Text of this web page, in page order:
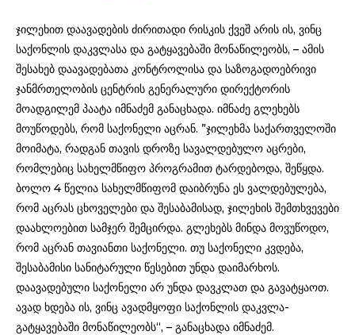
ჯილეხით დაავადების ძირითადი რისკის ქვეშ არის ის, ვინც
საქონლის დაკვლასა და გატყავებაში მონაწილეობს, – ამის
შესახებ დაავადებათა კონტროლისა და საზოგადოებრივი
ჯანმრთელობის ცენტრის გენერალური დირექტორის
მოადგილემ პაატა იმნაძემ განაცხადა. იმნაძე გლეხებს
მოუწოდებს, რომ საქონელი აცრან. ”ჯილეხმა საქართველოში
მოიმატა, რადგან თავის დროზე სავალდებულო აცრები,
რომლებიც სახელმწიფო პროგრამით ტარდებოდა, შეწყდა.
ბოლო 4 წელია სახელმწიფომ დაიბრუნა ეს ვალდებულება,
რომ აცრას ცხოველები და შესაბამისად, ჯილეხის შემთხვევები
დაახლოებით სამჯერ შემცირდა. გლეხებს მინდა მოვუწოდო,
რომ აცრან თავიანთი საქონელი. თუ საქონელი კვდება,
შესაბამისი სანიტარული წესებით უნდა დაიმარხოს.
დაავადებული საქონელი არ უნდა დავკლათ და გავატყაოთ.
ავად ხდება ის, ვინც ავადმყოფი საქონლის დაკვლა-
გატყავებაში მონაწილეობს“, – განაცხადა იმნაძემ.